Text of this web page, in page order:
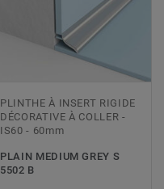
PLINTHE À INSERT RIGIDE
DÉCORATIVE À COLLER -
IS60 - 60mm
PLAIN MEDIUM GREY S
5502 B